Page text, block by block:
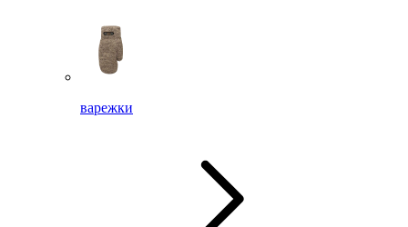
варежки